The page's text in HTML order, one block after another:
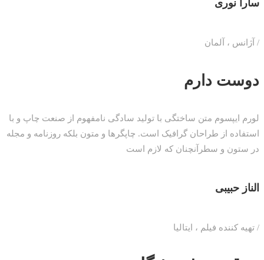
سارا نوری
/ آژانس ، آلمان
دوست دارم
لورم ایپسوم متن ساختگی با تولید سادگی نامفهوم از صنعت چاپ و با
استفاده از طراحان گرافیک است. چاپگرها و متون بلکه روزنامه و مجله
در ستون و سطرآنچنان که لازم است
الناز حبیبی
/ تهیه کننده فیلم ، ایتالیا